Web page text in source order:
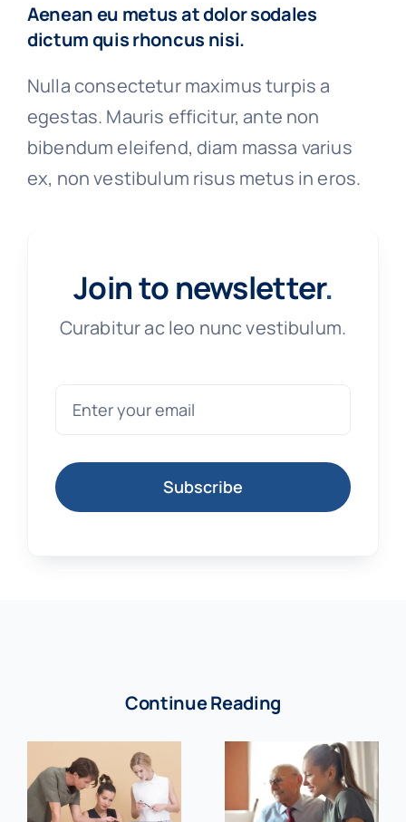
Aenean eu metus at dolor sodales
dictum quis rhoncus nisi.
Nulla consectetur maximus turpis a
egestas. Mauris efficitur, ante non
bibendum eleifend, diam massa varius
ex, non vestibulum risus metus in eros.
Join to newsletter.
Curabitur ac leo nunc vestibulum.
Subscribe
Continue Reading